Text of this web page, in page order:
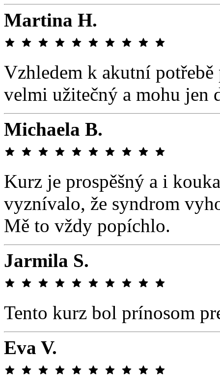
Martina H.
Vzhledem k akutní
velmi užitečný a mohu jen
Michaela B.
Kurz je prospěšný a i
vyznívalo, že syndrom
Mě to vždy popíchlo.
Jarmila S.
Tento kurz bol prínosom
Eva V.